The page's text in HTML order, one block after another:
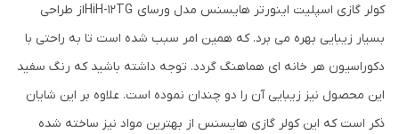
کولر گازی اسپلیت اینورتر هایسنس مدل ورسای HiH-12TGاز طراحی
بسیار زیبایی بهره می برد. که همین امر سبب شده است تا به راحتی با
دکوراسیون هر خانه ای هماهنگ گردد. توجه داشته باشید که رنگ سفید
این محصول نیز زیبایی آن را دو چندان نموده است. علاوه بر این شایان
ذکر است که این کولر گازی هایسنس از بهترین مواد نیز ساخته شده